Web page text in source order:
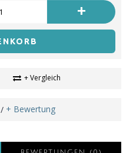
+
+ Vergleich
/ + Bewertung